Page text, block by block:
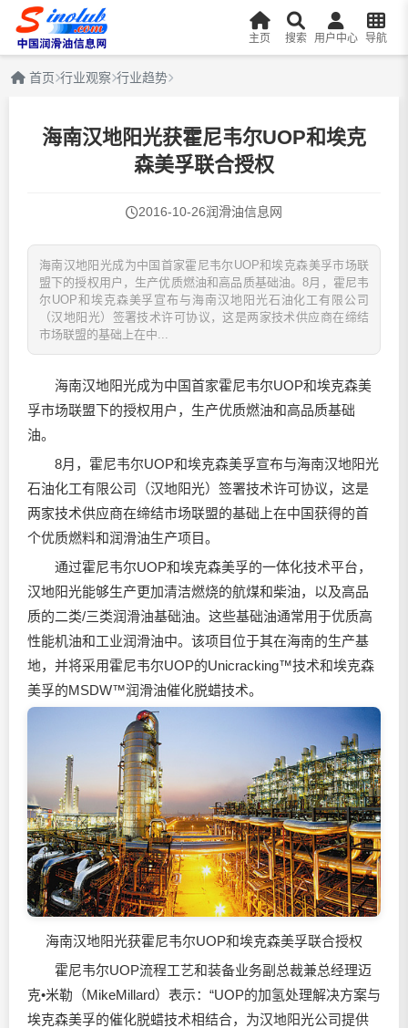
主页 搜索 用户中心 导航
首页 行业观察 行业趋势
海南汉地阳光获霍尼韦尔UOP和埃克
森美孚联合授权
2016-10-26润滑油信息网
海南汉地阳光成为中国首家霍尼韦尔UOP和埃克森美孚市场联
盟下的授权用户，生产优质燃油和高品质基础油。8月，霍尼韦
尔UOP和埃克森美孚宣布与海南汉地阳光石油化工有限公司
（汉地阳光）签署技术许可协议，这是两家技术供应商在缔结
市场联盟的基础上在中...
海南汉地阳光成为中国首家霍尼韦尔UOP和埃克森美
孚市场联盟下的授权用户，生产优质燃油和高品质基础
油。
8月，霍尼韦尔UOP和埃克森美孚宣布与海南汉地阳光
石油化工有限公司（汉地阳光）签署技术许可协议，这是
两家技术供应商在缔结市场联盟的基础上在中国获得的首
个优质燃料和润滑油生产项目。
通过霍尼韦尔UOP和埃克森美孚的一体化技术平台，
汉地阳光能够生产更加清洁燃烧的航煤和柴油，以及高品
质的二类/三类润滑油基础油。这些基础油通常用于优质高
性能机油和工业润滑油中。该项目位于其在海南的生产基
地，并将采用霍尼韦尔UOP的Unicracking™技术和埃克森
美孚的MSDW™润滑油催化脱蜡技术。
海南汉地阳光获霍尼韦尔UOP和埃克森美孚联合授权
霍尼韦尔UOP流程工艺和装备业务副总裁兼总经理迈
克•米勒（MikeMillard）表示：“UOP的加氢处理解决方案与
埃克森美孚的催化脱蜡技术相结合，为汉地阳光公司提供